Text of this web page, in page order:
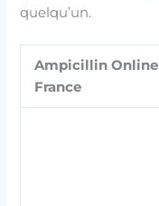
quelqu’un.
Ampicillin Online
France